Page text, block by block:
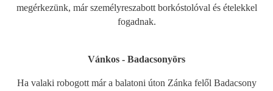
megérkezünk, már személyreszabott borkóstolóval és ételekkel
fogadnak.
Vánkos - Badacsonyörs
Ha valaki robogott már a balatoni úton Zánka felől Badacsony